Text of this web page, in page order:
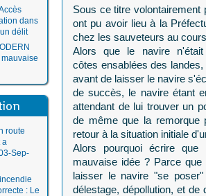
dans
délit
route
a
Sep-
: Le
Sous ce titre
ont pu avoir lieu à la
chez les sauveteurs au
Alors que le navire
côtes ensablées des
avant de laisser le navire
de succès, le navire étant
attendant de lui trouver un
de même que la remorque
retour à la situation initiale
Alors pourquoi écrire que
mauvaise idée ? Parce
laisser le navire "se
délestage, dépollution, et